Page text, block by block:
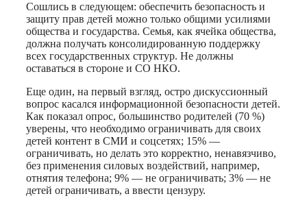
Сошлись в следующем: обеспечить безопасность и
защиту прав детей можно только общими усилиями
общества и государства. Семья, как ячейка общества,
должна получать консолидированную поддержку
всех государственных структур. Не должны
оставаться в стороне и СО НКО.
Еще один, на первый взгляд, остро дискуссионный
вопрос касался информационной безопасности детей.
Как показал опрос, большинство родителей (70 %)
уверены, что необходимо ограничивать для своих
детей контент в СМИ и соцсетях; 15% —
ограничивать, но делать это корректно, ненавязчиво,
без применения силовых воздействий, например,
отнятия телефона; 9% — не ограничивать; 3% — не
детей ограничивать, а ввести цензуру.